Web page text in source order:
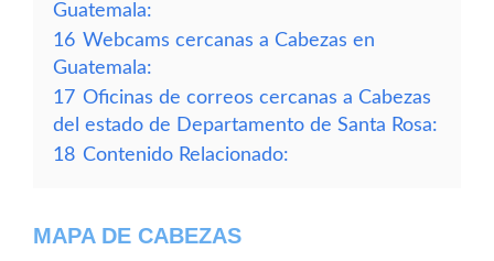
Guatemala:
16 Webcams cercanas a Cabezas en
Guatemala:
17 Oficinas de correos cercanas a Cabezas
del estado de Departamento de Santa Rosa:
18 Contenido Relacionado:
MAPA DE CABEZAS